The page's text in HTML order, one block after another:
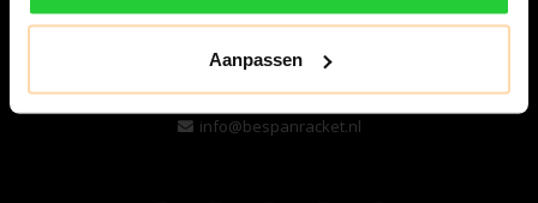
Aanpassen
Nederland
06-57276080
info@bespanracket.nl